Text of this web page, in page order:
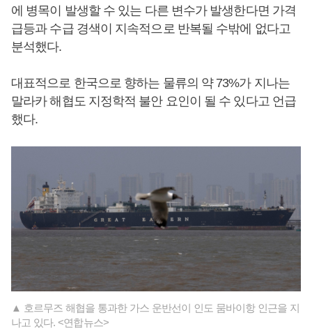
에 병목이 발생할 수 있는 다른 변수가 발생한다면 가격
급등과 수급 경색이 지속적으로 반복될 수밖에 없다고
분석했다.
대표적으로 한국으로 향하는 물류의 약 73%가 지나는
말라카 해협도 지정학적 불안 요인이 될 수 있다고 언급
했다.
▲ 호르무즈 해협을 통과한 가스 운반선이 인도 뭄바이항 인근을 지
나고 있다. <연합뉴스>